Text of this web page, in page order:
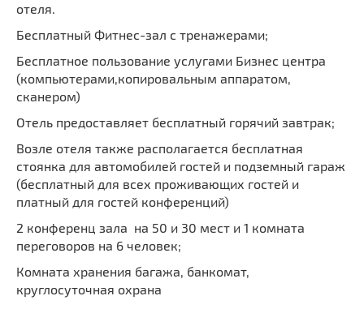
отеля.
Бесплатный Фитнес-зал с тренажерами;
Бесплатное пользование услугами Бизнес центра
(компьютерами,копировальным аппаратом,
сканером)
Отель предоставляет бесплатный горячий завтрак;
Возле отеля также располагается бесплатная
стоянка для автомобилей гостей и подземный гараж
(бесплатный для всех проживающих гостей и
платный для гостей конференций)
2 конференц зала на 50 и 30 мест и 1 комната
переговоров на 6 человек;
Комната хранения багажа, банкомат,
круглосуточная охрана